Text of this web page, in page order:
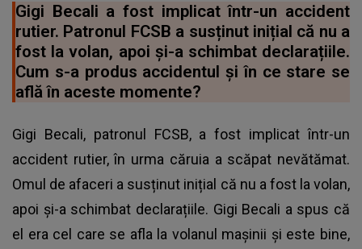
Gigi Becali a fost implicat într-un accident
rutier. Patronul FCSB a susținut inițial că nu a
fost la volan, apoi și-a schimbat declarațiile.
Cum s-a produs accidentul și în ce stare se
află în aceste momente?
Gigi Becali, patronul FCSB, a fost implicat într-un
accident rutier, în urma căruia a scăpat nevătămat.
Omul de afaceri a susținut inițial că nu a fost la volan,
apoi și-a schimbat declarațiile. Gigi Becali a spus că
el era cel care se afla la volanul mașinii și este bine,